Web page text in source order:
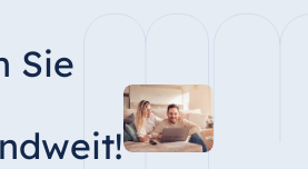
Sie